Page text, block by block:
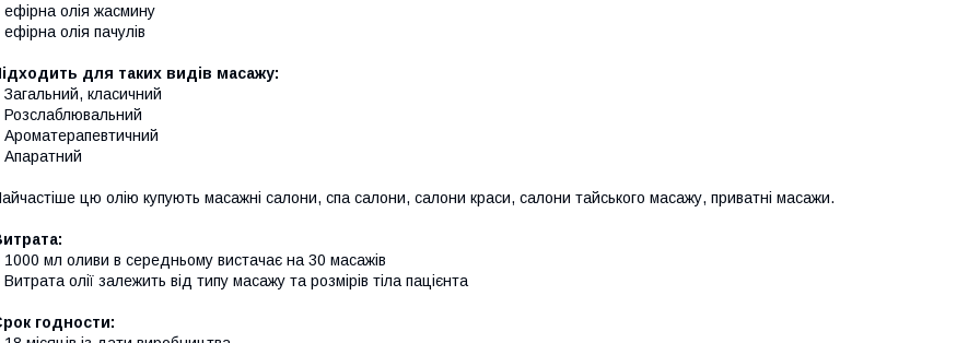
ефірна олія жасмину
ефірна олія пачулів
для таких видів масажу:
Загальний, класичний
Розслаблювальний
Ароматерапевтичний
Апаратний
цю олію купують масажні салони, спа салони, салони краси, салони тайського масажу, приватні масажи.
1000 мл оливи в середньому вистачає на 30 масажів
Витрата олії залежить від типу масажу та розмірів тіла пацієнта
годности: